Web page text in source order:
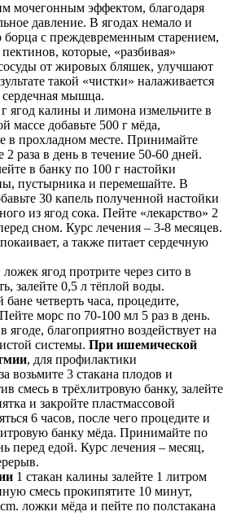
мочегонным эффектом, благодаря
давление. В ягодах немало и
борца с преждевременным старением,
которые, «разбивая»
от жировых бляшек, улучшают
такой «чистки» налаживается
сердечная мышца.
ягод калины и лимона измельчите в
массе добавьте 500 г мёда,
в прохладном месте. Принимайте
2 раза в день в течение 50-60 дней.
в банку по 100 г настойки
пустырника и перемешайте. В
30 капель полученной настойки
из ягод сока. Пейте «лекарство» 2
сном. Курс лечения – 3-8 месяцев.
а также питает сердечную
ложек ягод протрите через сито в
залейте 0,5 л тёплой воды.
четверть часа, процедите,
морс по 70-100 мл 5 раз в день.
благоприятно воздействует на
системы. При ишемической
, для профилактики
возьмите 3 стакана плодов и
смесь в трёхлитровую банку, залейте
и закройте пластмассовой
6 часов, после чего процедите и
банку мёда. Принимайте по
перед едой. Курс лечения – месяц,
1 стакан калины залейте 1 литром
смесь прокипятите 10 минут,
ложки мёда и пейте по полстакана